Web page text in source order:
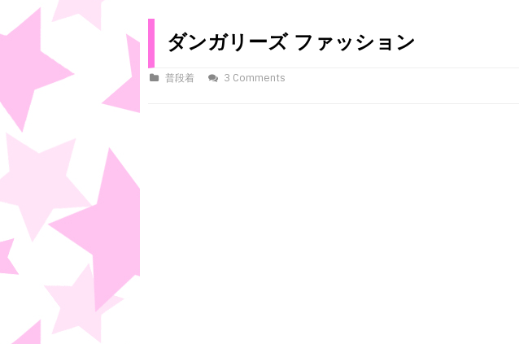
Aマッソ村上「いい芸
警察庁がDXを推進
ダンガリーズ ファッション
普段着 3 Comments